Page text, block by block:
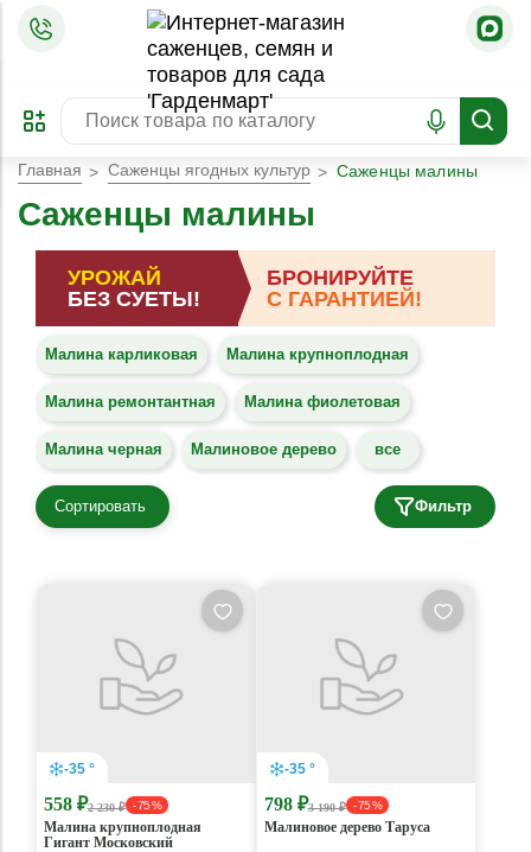
ПРЕДЗАКАЗ
ЗАБРОНИРОВАТЬ
ЛУЧШЕЕ
Главная Саженцы ягодных культур Саженцы малины
Саженцы малины
УРОЖАЙ
БЕЗ СУЕТЫ!
БРОНИРУЙТЕ
С ГАРАНТИЕЙ!
Малина карликовая Малина крупноплодная
Малина ремонтантная Малина фиолетовая
Малина черная Малиновое дерево все
Сортировать Фильтр
-35 °
558 ₽2 230 ₽ - 75 %
Малина крупноплодная
Гигант Московский
-35 °
798 ₽3 190 ₽ - 75 %
Малиновое дерево Таруса